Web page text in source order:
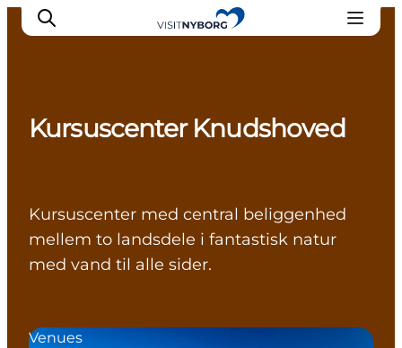
Det sker i Nyborg
Sprogø
Planlæg din tur
Kursuscenter Knudshoved
Kursuscenter med central beliggenhed
mellem to landsdele i fantastisk natur
med vand til alle sider.
Venues